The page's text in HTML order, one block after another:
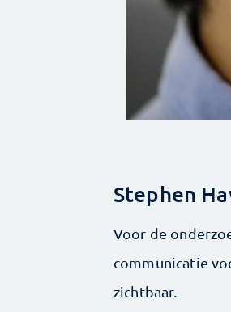
Stephen
Voor de
communicatie
zichtbaar.